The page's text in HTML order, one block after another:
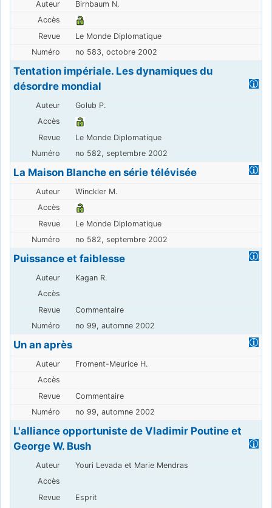
Birnbaum N.
Le Monde Diplomatique
no 583, octobre 2002
Tentation impériale. Les dynamiques du
désordre mondial
Golub P.
Le Monde Diplomatique
no 582, septembre 2002
La Maison Blanche en série télévisée
Winckler M.
Le Monde Diplomatique
no 582, septembre 2002
Puissance et faiblesse
Kagan R.
Commentaire
no 99, automne 2002
Un an après
Froment-Meurice H.
Commentaire
no 99, automne 2002
L'alliance opportuniste de Vladimir Poutine et
George W. Bush
Youri Levada et Marie Mendras
Esprit